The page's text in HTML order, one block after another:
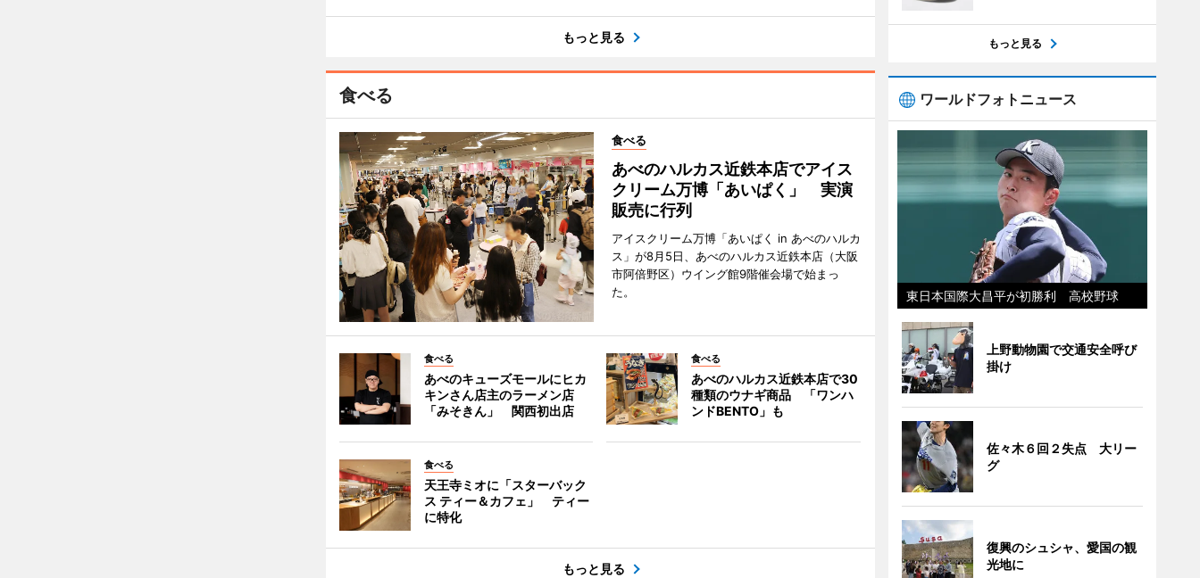
もっと見る
食べる
食べる
あべのハルカス近鉄本店でアイス
クリーム万博「あいぱく」 実演
販売に行列
アイスクリーム万博「あいぱく in あべのハルカ
ス」が8月5日、あべのハルカス近鉄本店（大阪
市阿倍野区）ウイング館9階催会場で始まっ
た。
食べる
あべのキューズモールにヒカ
キンさん店主のラーメン店
「みそきん」 関西初出店
食べる
あべのハルカス近鉄本店で30
種類のウナギ商品 「ワンハ
ンドBENTO」も
食べる
天王寺ミオに「スターバック
ス ティー＆カフェ」 ティー
に特化
もっと見る
もっと見る
ワールドフォトニュース
東日本国際大昌平が初勝利 高校野球
上野動物園で交通安全呼び
掛け
佐々木６回２失点 大リー
グ
復興のシュシャ、愛国の観
光地に